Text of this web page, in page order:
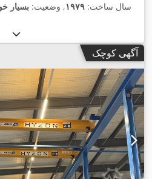
سال ساخت: ۱۹۷۹, وضعیت: بسیار
آگهی کوچک